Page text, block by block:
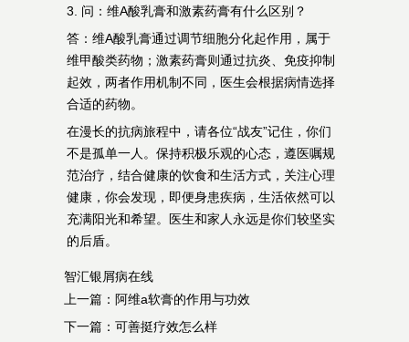
3. 问：维A酸乳膏和激素药膏有什么区别？
答：维A酸乳膏通过调节细胞分化起作用，属于
维甲酸类药物；激素药膏则通过抗炎、免疫抑制
起效，两者作用机制不同，医生会根据病情选择
合适的药物。
在漫长的抗病旅程中，请各位“战友”记住，你们
不是孤单一人。保持积极乐观的心态，遵医嘱规
范治疗，结合健康的饮食和生活方式，关注心理
健康，你会发现，即便身患疾病，生活依然可以
充满阳光和希望。医生和家人永远是你们较坚实
的后盾。
智汇银屑病在线
上一篇： 阿维a软膏的作用与功效
下一篇：可善挺疗效怎么样